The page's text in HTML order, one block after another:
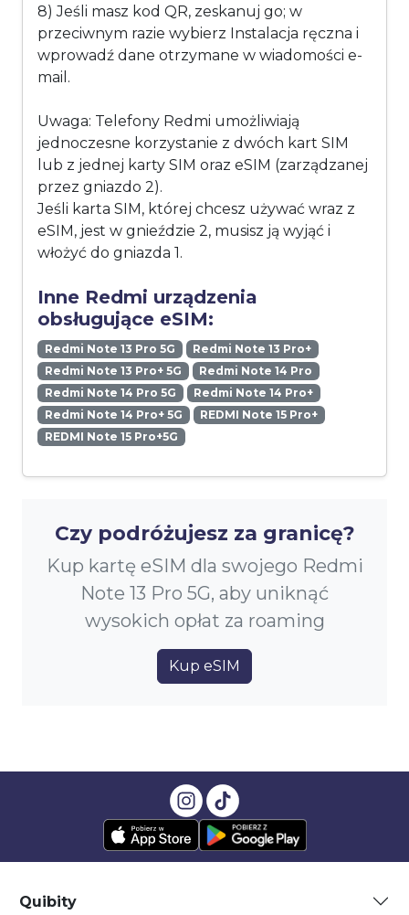
8) Jeśli masz kod QR, zeskanuj go; w
przeciwnym razie wybierz Instalacja ręczna i
wprowadź dane otrzymane w wiadomości e-
mail.
Uwaga: Telefony Redmi umożliwiają
jednoczesne korzystanie z dwóch kart SIM
lub z jednej karty SIM oraz eSIM (zarządzanej
przez gniazdo 2).
Jeśli karta SIM, której chcesz używać wraz z
eSIM, jest w gnieździe 2, musisz ją wyjąć i
włożyć do gniazda 1.
Inne Redmi urządzenia
obsługujące eSIM:
Redmi Note 13 Pro 5G
Redmi Note 13 Pro+
Redmi Note 13 Pro+ 5G
Redmi Note 14 Pro
Redmi Note 14 Pro 5G
Redmi Note 14 Pro+
Redmi Note 14 Pro+ 5G
REDMI Note 15 Pro+
REDMI Note 15 Pro+5G
Czy podróżujesz za granicę?
Kup kartę eSIM dla swojego Redmi
Note 13 Pro 5G, aby uniknąć
wysokich opłat za roaming
Kup eSIM
Quibity